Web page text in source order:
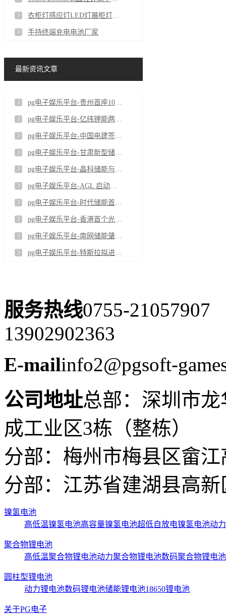
手持终端充电电池厂家
最新资讯文章
服务热线0755-21057907
13902902363
E-mailinfo2@pgsoft-
公司地址总部：深圳市
成工业区3栋（整栋）
分部：梅州市梅县区畲
分部：江苏省建湖县高
镍氢电池
高低温镍氢电池高容量镍氢电池超低自放电镍氢电池动
聚合物锂电池
高低温聚合物锂电池动力聚合物锂电池数码聚合物锂电池
圆柱型锂电池
动力锂电池数码锂电池储能锂电池18650锂电池
关于PG电子